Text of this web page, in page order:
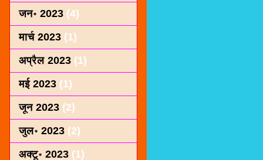
जन॰ 2023 (4)
मार्च 2023 (1)
अप्रैल 2023 (1)
मई 2023 (1)
जून 2023 (2)
जुल॰ 2023 (2)
अक्टू॰ 2023 (1)